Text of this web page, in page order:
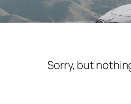
Sorry, but